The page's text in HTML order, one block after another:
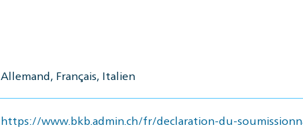
Allemand, Français, Italien
https://www.bkb.admin.ch/fr/declaration-du-